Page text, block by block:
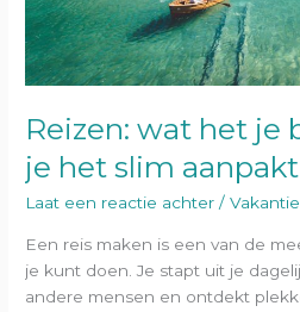
Reizen: wat het je
je het slim aanpakt
Laat een reactie achter /Vakantie
Een reis maken is een van de
je kunt doen. Je stapt uit je
andere mensen en ontdekt
slim
aanpakt